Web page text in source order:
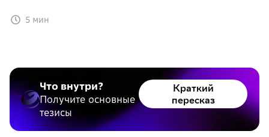
5 мин
Что внутри?
Получите основные
тезисы
Краткий
пересказ